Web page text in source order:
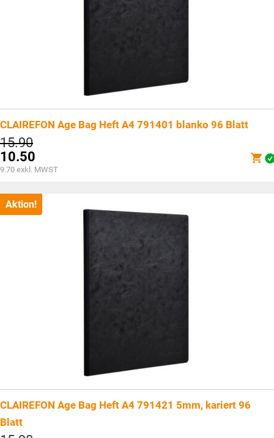
CLAIREFON Age Bag Heft A4 791401 blanko 96 Blatt
15.90Ursprünglicher
Preis
war:
CHF15.90
10.50
Aktueller
ist:
CHF10.50.
9.70 exkl. MWST
Aktion!
CLAIREFON Age Bag Heft A4 791421 5mm, kariert 96
Blatt